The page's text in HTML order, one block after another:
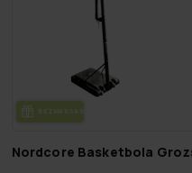
BEZ­MAK­SAS PIE­GĀ­DE
Nordcore Basketbola